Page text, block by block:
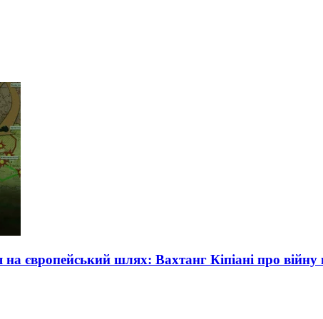
європейський шлях: Вахтанг Кіпіані про війну